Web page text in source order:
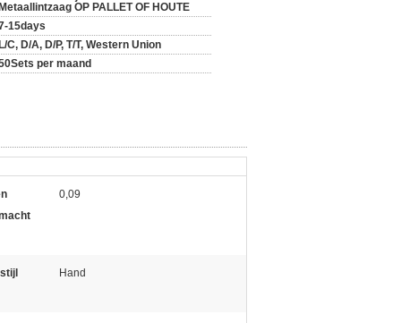
OP PALLET OF HOUTE
15days
C, D/A, D/P, T/T, Western Union
per maand
0,09
Hand